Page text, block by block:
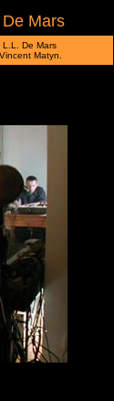
Mars
De Mars
Matyn.